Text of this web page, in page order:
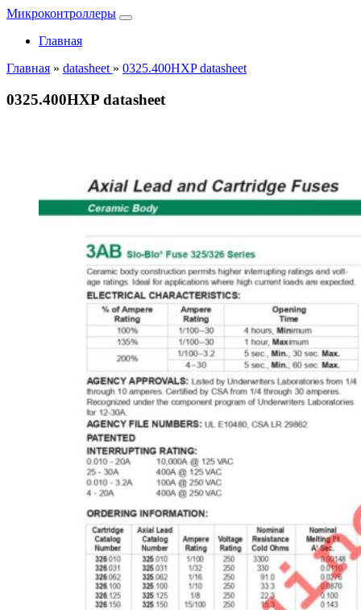
Микроконтроллеры
Главная
Главная » datasheet » 0325.400HXP datasheet
0325.400HXP datasheet